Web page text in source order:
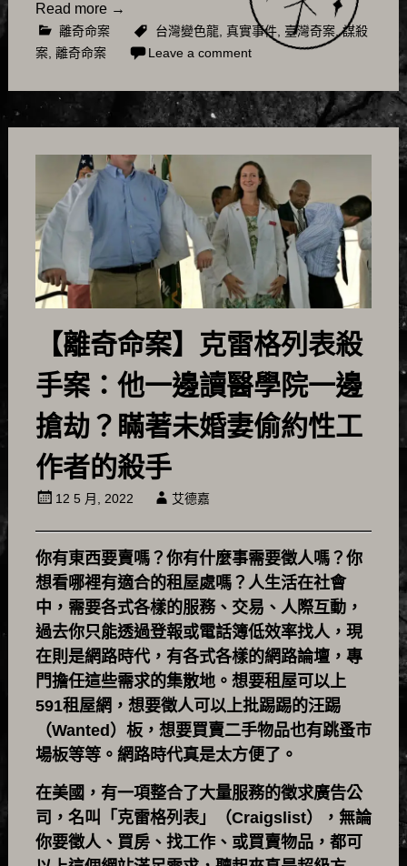
Read more →
離奇命案 台灣變色龍, 真實事件, 臺灣奇案,謀殺
案, 離奇命案 Leave a comment
【離奇命案】克雷格列表殺
手案：他一邊讀醫學院一邊
搶劫？瞞著未婚妻偷約性工
作者的殺手
12 5 月, 2022 艾德嘉
你有東西要賣嗎？你有什麼事需要徵人嗎？你
想看哪裡有適合的租屋處嗎？人生活在社會
中，需要各式各樣的服務、交易、人際互動，
過去你只能透過登報或電話簿低效率找人，現
在則是網路時代，有各式各樣的網路論壇，專
門擔任這些需求的集散地。想要租屋可以上
591租屋網，想要徵人可以上批踢踢的汪踢
（Wanted）板，想要買賣二手物品也有跳蚤市
場板等等。網路時代真是太方便了。
在美國，有一項整合了大量服務的徵求廣告公
司，名叫「克雷格列表」（Craigslist），無論
你要徵人、買房、找工作、或買賣物品，都可